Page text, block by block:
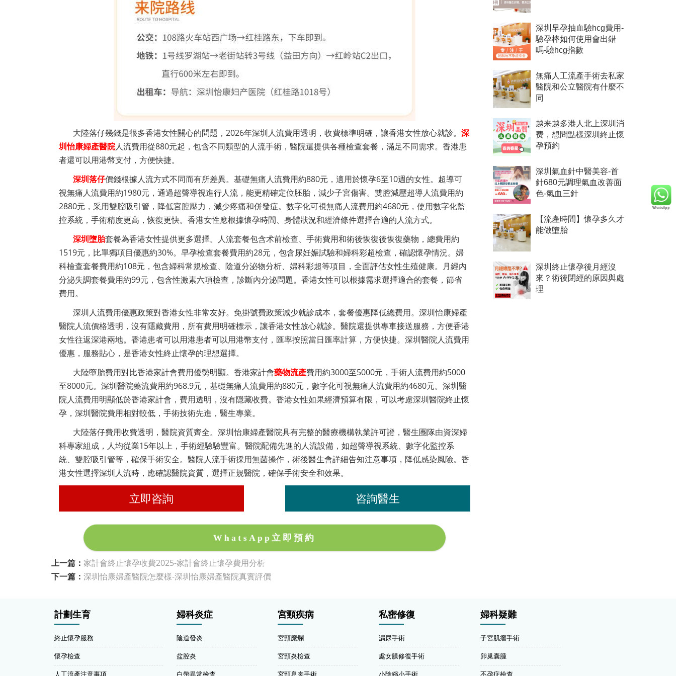
大陸落仔幾錢是很多香港女性關心的問題，2026年深圳人流費用透明，收費標準明確，讓香港女性放心就診。 深
圳怡康婦產醫院人流費用從880元起，包含不同類型的人流手術，醫院還提供各種檢查套餐，滿足不同需求。香港患
者還可以用港幣支付，方便快捷。
深圳落仔價錢根據人流方式不同而有所差異。基礎無痛人流費用約880元，適用於懷孕6至10週的女性。超導可
視無痛人流費用約1980元，通過超聲導視進行人流，能更精確定位胚胎，減少子宮傷害。雙腔減壓超導人流費用約
2880元，采用雙腔吸引管，降低宮腔壓力，減少疼痛和併發症。數字化可視無痛人流費用約4680元，使用數字化監
控系統，手術精度更高，恢復更快。香港女性應根據懷孕時間、身體狀況和經濟條件選擇合適的人流方式。
深圳墮胎套餐為香港女性提供更多選擇。人流套餐包含术前檢查、手術費用和術後恢復後恢復藥物，總費用約
1519元，比單獨項目優惠約30%。早孕檢查套餐費用約28元，包含尿妊娠試驗和婦科彩超檢查，確認懷孕情況。婦
科檢查套餐費用約108元，包含婦科常規檢查、陰道分泌物分析、婦科彩超等項目，全面評估女性生殖健康。月經內
分泌失調套餐費用約99元，包含性激素六項檢查，診斷內分泌問題。香港女性可以根據需求選擇適合的套餐，節省
費用。
深圳人流費用優惠政策對香港女性非常友好。免掛號費政策減少就診成本，套餐優惠降低總費用。深圳怡康婦產
醫院人流價格透明，沒有隱藏費用，所有費用明確標示，讓香港女性放心就診。醫院還提供專車接送服務，方便香港
女性往返深港兩地。香港患者可以用港患者可以用港幣支付，匯率按照當日匯率計算，方便快捷。深圳醫院人流費用
優惠，服務貼心，是香港女性終止懷孕的理想選擇。
大陸墮胎費用對比香港家計會費用優勢明顯。香港家計會藥物流產費用約3000至5000元，手術人流費用約5000
至8000元。深圳醫院藥流費用約968.9元，基礎無痛人流費用約880元，數字化可視無痛人流費用約4680元。深圳醫
院人流費用明顯低於香港家計會，費用透明，沒有隱藏收費。香港女性如果經濟預算有限，可以考慮深圳醫院終止懷
孕，深圳醫院費用相對較低，手術技術先進，醫生專業。
大陸落仔費用收費透明，醫院資質齊全。深圳怡康婦產醫院具有完整的醫療機構執業許可證，醫生團隊由資深婦
科專家組成，人均從業15年以上，手術經驗驗豐富。醫院配備先進的人流設備，如超聲導視系統、數字化監控系
統、雙腔吸引管等，確保手術安全。醫院人流手術採用無菌操作，術後醫生會詳細告知注意事項，降低感染風險。香
港女性選擇深圳人流時，應確認醫院資質，選擇正規醫院，確保手術安全和效果。
立即咨詢 咨詢醫生
WhatsApp立即預約
上一篇： 家計會終止懷孕收費2025-家計會終止懷孕費用分析
下一篇： 深圳怡康婦產醫院怎麼樣-深圳怡康婦產醫院真實評價
深圳早孕抽血驗hcg費用-
驗孕棒如何使用會出錯
嗎-驗hcg指數
無痛人工流產手術去私家
醫院和公立醫院有什麼不
同
越来越多港人北上深圳消
费，想問點樣深圳終止懷
孕預約
深圳氣血針中醫美容-首
針680元調理氣血改善面
色-氣血三針
【流產時間】懷孕多久才
能做墮胎
深圳終止懷孕後月經沒
來？術後閉經的原因與處
理
計劃生育
終止懷孕服務
懷孕檢查
人工流產注意事項
婦科炎症
陰道發炎
盆腔炎
白帶異常檢查
宮頸疾病
宮頸糜爛
宮頸炎檢查
宮頸息肉手術
私密修復
漏尿手術
處女膜修復手術
小陰縮小手術
婦科疑難
子宮肌瘤手術
卵巢囊腫
不孕症檢查